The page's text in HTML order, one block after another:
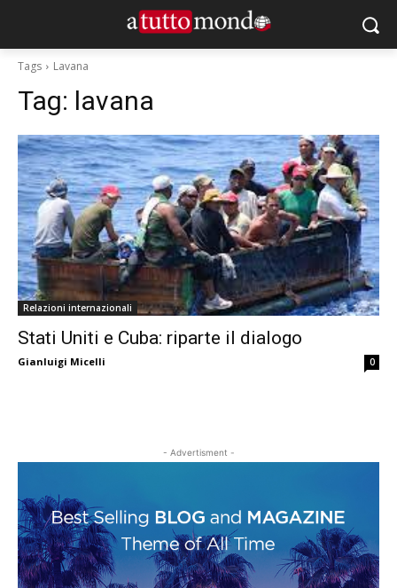
Tags Lavana
Tag: lavana
Relazioni internazionali
Stati Uniti e Cuba: riparte il dialogo
Gianluigi Micelli 0
- Advertisment -